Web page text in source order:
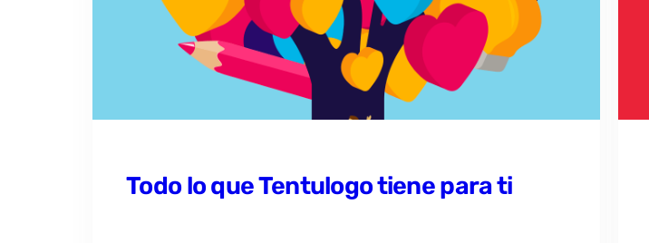
Todo lo que Tentulogo tiene para ti